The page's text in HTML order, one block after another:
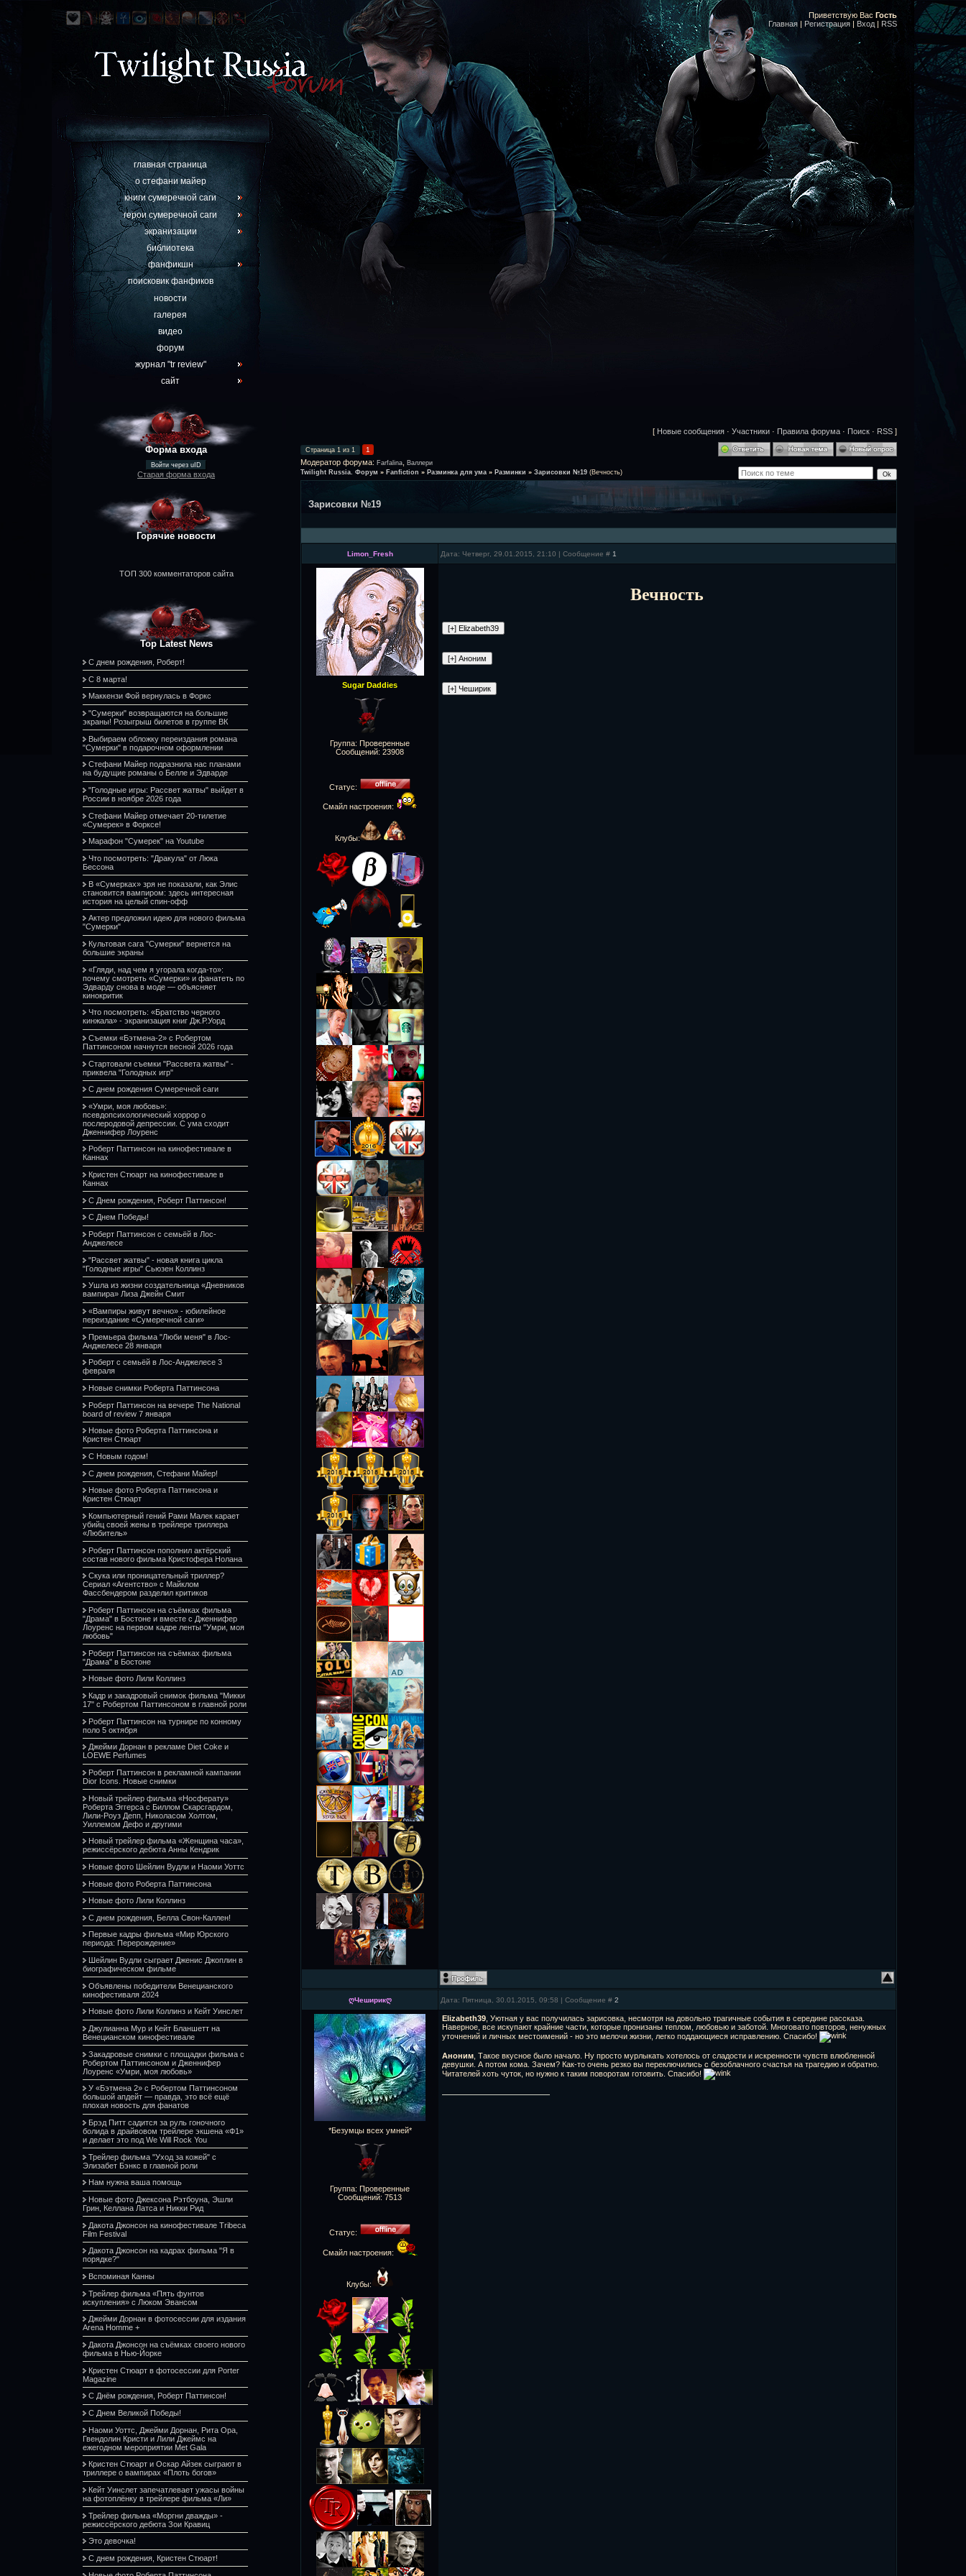
Приветствую Вас Гость
Главная| Регистрация | Вход | RSS
главная страница
о стефани майер
книги сумеречной саги
герои сумеречной саги
экранизации
библиотека
фанфикшн
поисковик фанфиков
новости
галерея
видео
форум
журнал "tr review"
сайт
Форма входа
Войти через uID
Старая форма входа
Горячие новости
ТОП 300 комментаторов сайта
Top Latest News
С днем рождения, Роберт!
С 8 марта!
Маккензи Фой вернулась в Форкс
"Сумерки" возвращаются на большие
экраны! Розыгрыш билетов в группе ВК
Выбираем обложку переиздания романа
"Сумерки" в подарочном оформлении
Стефани Майер подразнила нас планами
на будущие романы о Белле и Эдварде
"Голодные игры: Рассвет жатвы" выйдет в
России в ноябре 2026 года
Стефани Майер отмечает 20-тилетие
«Сумерек» в Форксе!
Марафон "Сумерек" на Youtube
Что посмотреть: "Дракула" от Люка
Бессона
В «Сумерках» зря не показали, как Элис
становится вампиром: здесь интересная
история на целый спин-офф
Актер предложил идею для нового фильма
"Сумерки"
Культовая сага "Сумерки" вернется на
большие экраны
«Гляди, над чем я угорала когда-то»:
почему смотреть «Сумерки» и фанатеть по
Эдварду снова в моде — объясняет
кинокритик
Что посмотреть: «Братство черного
кинжала» - экранизация книг Дж.Р.Уорд
Съемки «Бэтмена-2» с Робертом
Паттинсоном начнутся весной 2026 года
Стартовали съемки "Рассвета жатвы" -
приквела "Голодных игр"
С днем рождения Сумеречной саги
«Умри, моя любовь»:
псевдопсихологический хоррор о
послеродовой депрессии. С ума сходит
Дженнифер Лоуренс
Роберт Паттинсон на кинофестивале в
Каннах
Кристен Стюарт на кинофестивале в
Каннах
С Днем рождения, Роберт Паттинсон!
С Днем Победы!
Роберт Паттинсон с семьёй в Лос-
Анджелесе
"Рассвет жатвы" - новая книга цикла
"Голодные игры" Сьюзен Коллинз
Ушла из жизни создательница «Дневников
вампира» Лиза Джейн Смит
«Вампиры живут вечно» - юбилейное
переиздание «Сумеречной саги»
Премьера фильма "Люби меня" в Лос-
Анджелесе 28 января
Роберт с семьёй в Лос-Анджелесе 3
февраля
Новые снимки Роберта Паттинсона
Роберт Паттинсон на вечере The National
board of review 7 января
Новые фото Роберта Паттинсона и
Кристен Стюарт
С Новым годом!
С днем рождения, Стефани Майер!
Новые фото Роберта Паттинсона и
Кристен Стюарт
Компьютерный гений Рами Малек карает
убийц своей жены в трейлере триллера
«Любитель»
Роберт Паттинсон пополнил актёрский
состав нового фильма Кристофера Нолана
Скука или проницательный триллер?
Сериал «Агентство» с Майклом
Фассбендером разделил критиков
Роберт Паттинсон на съёмках фильма
"Драма" в Бостоне и вместе с Дженнифер
Лоуренс на первом кадре ленты "Умри, моя
любовь"
Роберт Паттинсон на съёмках фильма
"Драма" в Бостоне
Новые фото Лили Коллинз
Кадр и закадровый снимок фильма "Микки
17" с Робертом Паттинсоном в главной роли
Роберт Паттинсон на турнире по конному
поло 5 октября
Джейми Дорнан в рекламе Diet Coke и
LOEWE Perfumes
Роберт Паттинсон в рекламной кампании
Dior Icons. Новые снимки
Новый трейлер фильма «Носферату»
Роберта Эггерса с Биллом Скарсгардом,
Лили-Роуз Депп, Николасом Холтом,
Уиллемом Дефо и другими
Новый трейлер фильма «Женщина часа»,
режиссёрского дебюта Анны Кендрик
Новые фото Шейлин Вудли и Наоми Уоттс
Новые фото Роберта Паттинсона
Новые фото Лили Коллинз
С днем рождения, Белла Свон-Каллен!
Первые кадры фильма «Мир Юрского
периода: Перерождение»
Шейлин Вудли сыграет Дженис Джоплин в
биографическом фильме
Объявлены победители Венецианского
кинофестиваля 2024
Новые фото Лили Коллинз и Кейт Уинслет
Джулианна Мур и Кейт Бланшетт на
Венецианском кинофестивале
Закадровые снимки с площадки фильма с
Робертом Паттинсоном и Дженнифер
Лоуренс «Умри, моя любовь»
У «Бэтмена 2» с Робертом Паттинсоном
большой апдейт — правда, это всё ещё
плохая новость для фанатов
Брэд Питт садится за руль гоночного
болида в драйвовом трейлере экшена «Ф1»
и делает это под We Will Rock You
Трейлер фильма "Уход за кожей" с
Элизабет Бэнкс в главной роли
Нам нужна ваша помощь
Новые фото Джексона Рэтбоуна, Эшли
Грин, Келлана Латса и Никки Рид
Дакота Джонсон на кинофестивале Tribeca
Film Festival
Дакота Джонсон на кадрах фильма "Я в
порядке?"
Вспоминая Канны
Трейлер фильма «Пять фунтов
искупления» с Люком Эвансом
Джейми Дорнан в фотосессии для издания
Arena Homme +
Дакота Джонсон на съёмках своего нового
фильма в Нью-Йорке
Кристен Стюарт в фотосессии для Porter
Magazine
С Днём рождения, Роберт Паттинсон!
С Днем Великой Победы!
Наоми Уоттс, Джейми Дорнан, Рита Ора,
Гвендолин Кристи и Лили Джеймс на
ежегодном мероприятии Met Gala
Кристен Стюарт и Оскар Айзек сыграют в
триллере о вампирах «Плоть богов»
Кейт Уинслет запечатлевает ужасы войны
на фотоплёнку в трейлере фильма «Ли»
Трейлер фильма «Моргни дважды» -
режиссёрского дебюта Зои Кравиц
Это девочка!
С днем рождения, Кристен Стюарт!
[ Новые сообщения · Участники · Правила форума · Поиск · RSS ]
Страница 1 из 1 1
Модератор форума: Farfalina
Валлери
Twilight Russia. Форум » Fanfiction » Разминка для ума » Разминки » Зарисовки №19 (Вечность)
Зарисовки №19
Limon_Fresh Дата: Четверг, 29.01.2015, 21:10 | Сообщение # 1
Sugar Daddies
Группа: Проверенные
Сообщений: 23908
Статус:
Смайл настроения:
Клубы:
Вечность
ღЧеширикღ Дата: Пятница, 30.01.2015, 09:58 | Сообщение # 2
*Безумцы всех умней*
Группа: Проверенные
Сообщений: 7513
Статус:
Смайл настроения:
Клубы:
Elizabeth39 , Уютная у вас получилась зарисовка, несмотря на довольно трагичные события в середине рассказа.
Наверное, все искупают крайние части, которые пронизаны теплом, любовью и заботой. Многовато повторов, ненужных
уточнений и личных местоимений - но это мелочи жизни, легко поддающиеся исправлению. Спасибо!
Аноним , Такое вкусное было начало. Ну просто мурлыкать хотелось от сладости и искренности чувств влюбленной
девушки. А потом кома. Зачем? Как-то очень резко вы переключились с безоблачного счастья на трагедию и обратно.
Читателей хоть чуток, но нужно к таким поворотам готовить. Спасибо!